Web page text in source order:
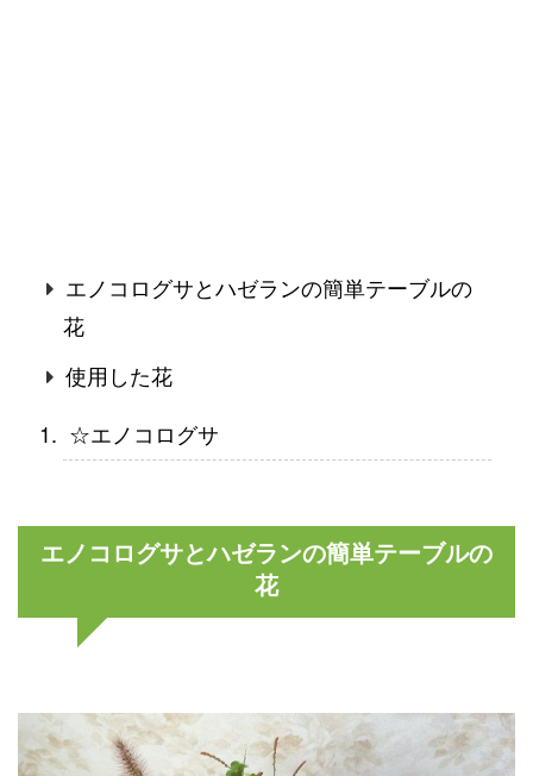
エノコログサとハゼランの簡単テーブルの
花
使用した花
☆エノコログサ
エノコログサとハゼランの簡単テーブルの
花